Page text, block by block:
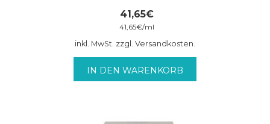
41,65€
41,65€/ml
inkl. MwSt. zzgl. Versandkosten.
IN DEN WARENKORB